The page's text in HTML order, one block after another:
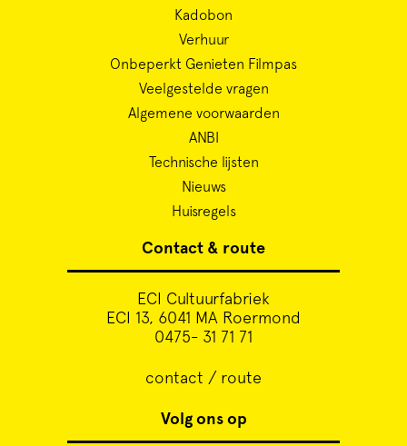
Kadobon
Verhuur
Onbeperkt Genieten Filmpas
Veelgestelde vragen
Algemene voorwaarden
ANBI
Technische lijsten
Nieuws
Huisregels
Contact & route
ECI Cultuurfabriek
ECI 13, 6041 MA Roermond
0475- 31 71 71
contact / route
Volg ons op